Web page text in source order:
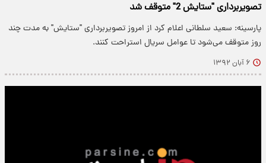
تصویربرداری "ستایش 2" متوقف شد
پارسینه: سعید سلطانی اعلام کرد از امروز تصویربرداری "ستایش" به مدت چند
روز متوقف می‌شود تا عوامل سریال استراحت کنند.
۶ آبان ۱۳۹۲